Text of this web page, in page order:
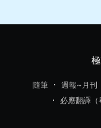
希望呢本書，可以
惜每一段嘅相遇同陪伴 「首先，很久以前我就有這
開雙手，「藻奈美
上私立比較好，並
讓她因為中考和高
隨筆 週報~月刊
必應翻譯（